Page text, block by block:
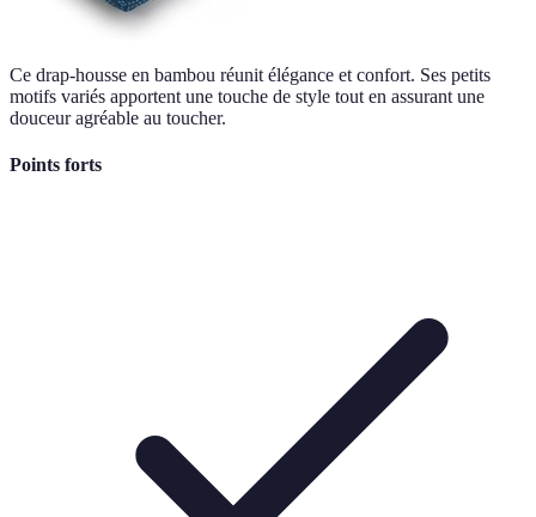
Ce drap-housse en bambou réunit élégance et confort. Ses petits
motifs variés apportent une touche de style tout en assurant une
douceur agréable au toucher.
Points forts